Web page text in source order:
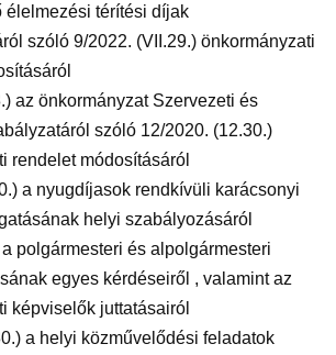
élelmezési térítési díjak
szóló 9/2022. (VII.29.) önkormányzati
az önkormányzat Szervezeti és
szóló 12/2020. (12.30.)
rendelet módosításáról
a nyugdíjasok rendkívüli karácsonyi
helyi szabályozásáról
polgármesteri és alpolgármesteri
egyes kérdéseiről , valamint az
képviselők juttatásairól
a helyi közművelődési feladatok